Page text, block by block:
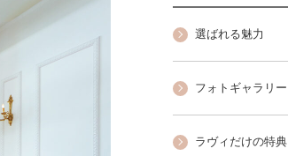
選ばれる魅力
フォトギャラリー
ラヴィだけの特典